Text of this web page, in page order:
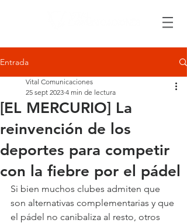
Entrada
[EL MERCURIO] La
reinvención de los
deportes para competir
con la fiebre por el pádel
Vital Comunicaciones
25 sept 2023 4 min de lectura
Si bien muchos clubes admiten que
son alternativas complementarias y que
el pádel no canibaliza al resto, otros